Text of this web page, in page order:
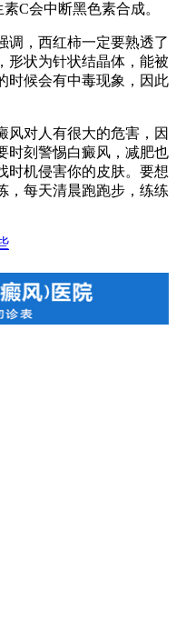
C会中断黑色素合成。
调，西红柿一定要熟透了
形状为针状结晶体，能被
时候会有中毒现象，因此
风对人有很大的危害，因
时刻警惕白癜风，减肥也
时机侵害你的皮肤。要想
，每天清晨跑跑步，练练